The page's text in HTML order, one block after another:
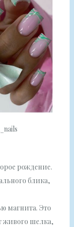
рождение.
блика,
магнита. Это
живого шелка,